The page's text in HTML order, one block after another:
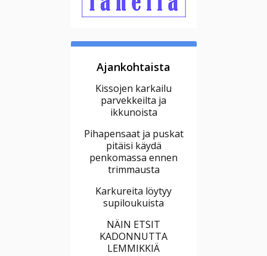
Ajankohtaista
Kissojen karkailu
parvekkeilta ja
ikkunoista
Pihapensaat ja puskat
pitäisi käydä
penkomassa ennen
trimmausta
Karkureita löytyy
supiloukuista
NÄIN ETSIT
KADONNUTTA
LEMMIKKIÄ